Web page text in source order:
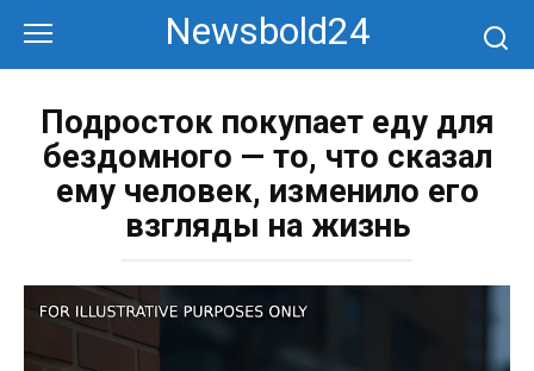
контенту
Newsbold24
Подросток покупает еду для
бездомного — то, что сказал
ему человек, изменило его
взгляды на жизнь